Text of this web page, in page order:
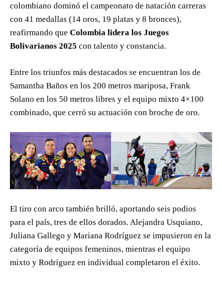
colombiano dominó el campeonato de natación carreras
con 41 medallas (14 oros, 19 platas y 8 bronces),
reafirmando que Colombia lidera los Juegos
Bolivarianos 2025 con talento y constancia.
Entre los triunfos más destacados se encuentran los de
Samantha Baños en los 200 metros mariposa, Frank
Solano en los 50 metros libres y el equipo mixto 4×100
combinado, que cerró su actuación con broche de oro.
El tiro con arco también brilló, aportando seis podios
para el país, tres de ellos dorados. Alejandra Usquiano,
Juliana Gallego y Mariana Rodríguez se impusieron en la
categoría de equipos femeninos, mientras el equipo
mixto y Rodríguez en individual completaron el éxito.